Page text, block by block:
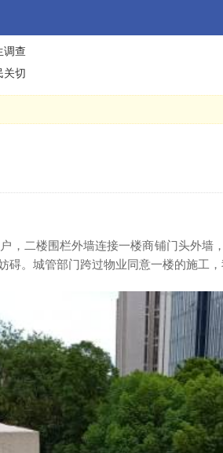
调查
关切
，二楼围栏外墙连接一楼商铺门头外
。城管部门跨过物业同意一楼的施工